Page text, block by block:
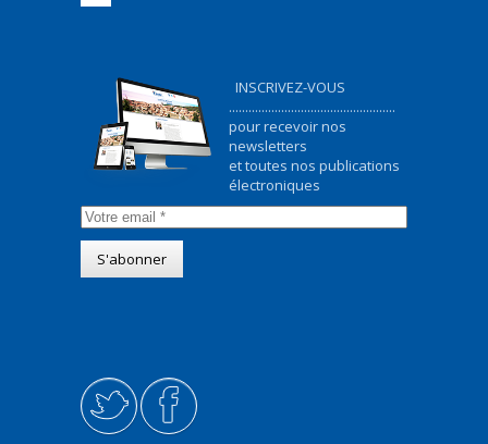
INSCRIVEZ-VOUS
...................................................
pour recevoir nos
newsletters
et toutes nos publications
électroniques